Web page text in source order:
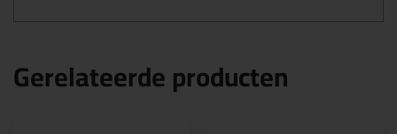
Gerelateerde producten